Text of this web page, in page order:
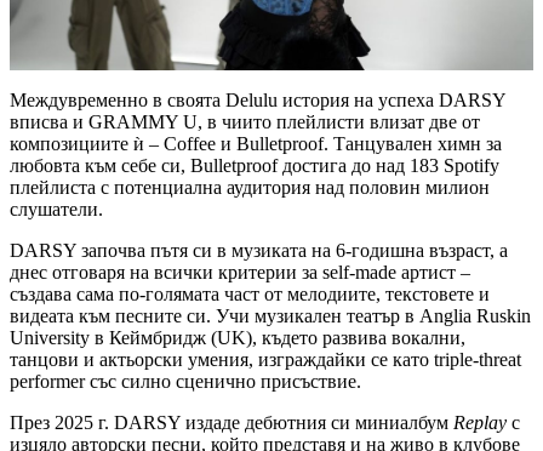
Междувременно в своята Delulu история на успеха DARSY
вписва и GRAMMY U, в чиито плейлисти влизат две от
композициите ѝ – Coffee и Bulletproof. Танцувален химн за
любовта към себе си, Bulletproof достига до над 183 Spotify
плейлиста с потенциална аудитория над половин милион
слушатели.
DARSY започва пътя си в музиката на 6-годишна възраст, а
днес отговаря на всички критерии за self-made артист –
създава сама по-голямата част от мелодиите, текстовете и
видеата към песните си. Учи музикален театър в Anglia Ruskin
University в Кеймбридж (UK), където развива вокални,
танцови и актьорски умения, изграждайки се като triple-threat
performer със силно сценично присъствие.
През 2025 г. DARSY издаде дебютния си миниалбум Replay с
изцяло авторски песни, който представя и на живо в клубове